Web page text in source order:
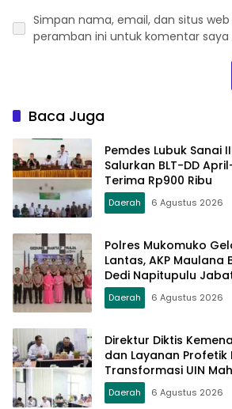
Simpan nama, email, dan situs
peramban ini untuk komentar saya
Baca Juga
Pemdes Lubuk Sanai
Salurkan BLT-DD
Terima Rp900 Ribu
Daerah 6 Agustus 2026
Polres Mukomuko
Lantas, AKP Maulana
Dedi Napitupulu
Daerah 6 Agustus 2026
Direktur Diktis
dan Layanan Profetik
Transformasi UIN
Batusangkar Menjadi
Bereputasi Global
Daerah 6 Agustus 2026